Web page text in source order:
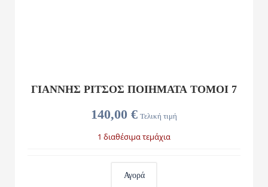
140,00 € Τελική τιμή
ΓΙΑΝΝΗΣ ΡΙΤΣΟΣ ΠΟΙΗΜΑΤΑ ΤΟΜΟΙ 7
1 διαθέσιμα τεμάχια
Αγορά